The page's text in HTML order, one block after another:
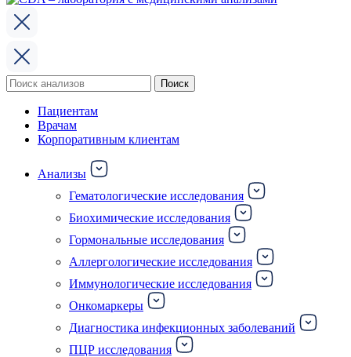
Поиск
по:
Поиск
Пациентам
Врачам
Корпоративным клиентам
Анализы
Гематологические исследования
Биохимические исследования
Гормональные исследования
Аллергологические исследования
Иммунологические исследования
Онкомаркеры
Диагностика инфекционных заболеваний
ПЦР исследования